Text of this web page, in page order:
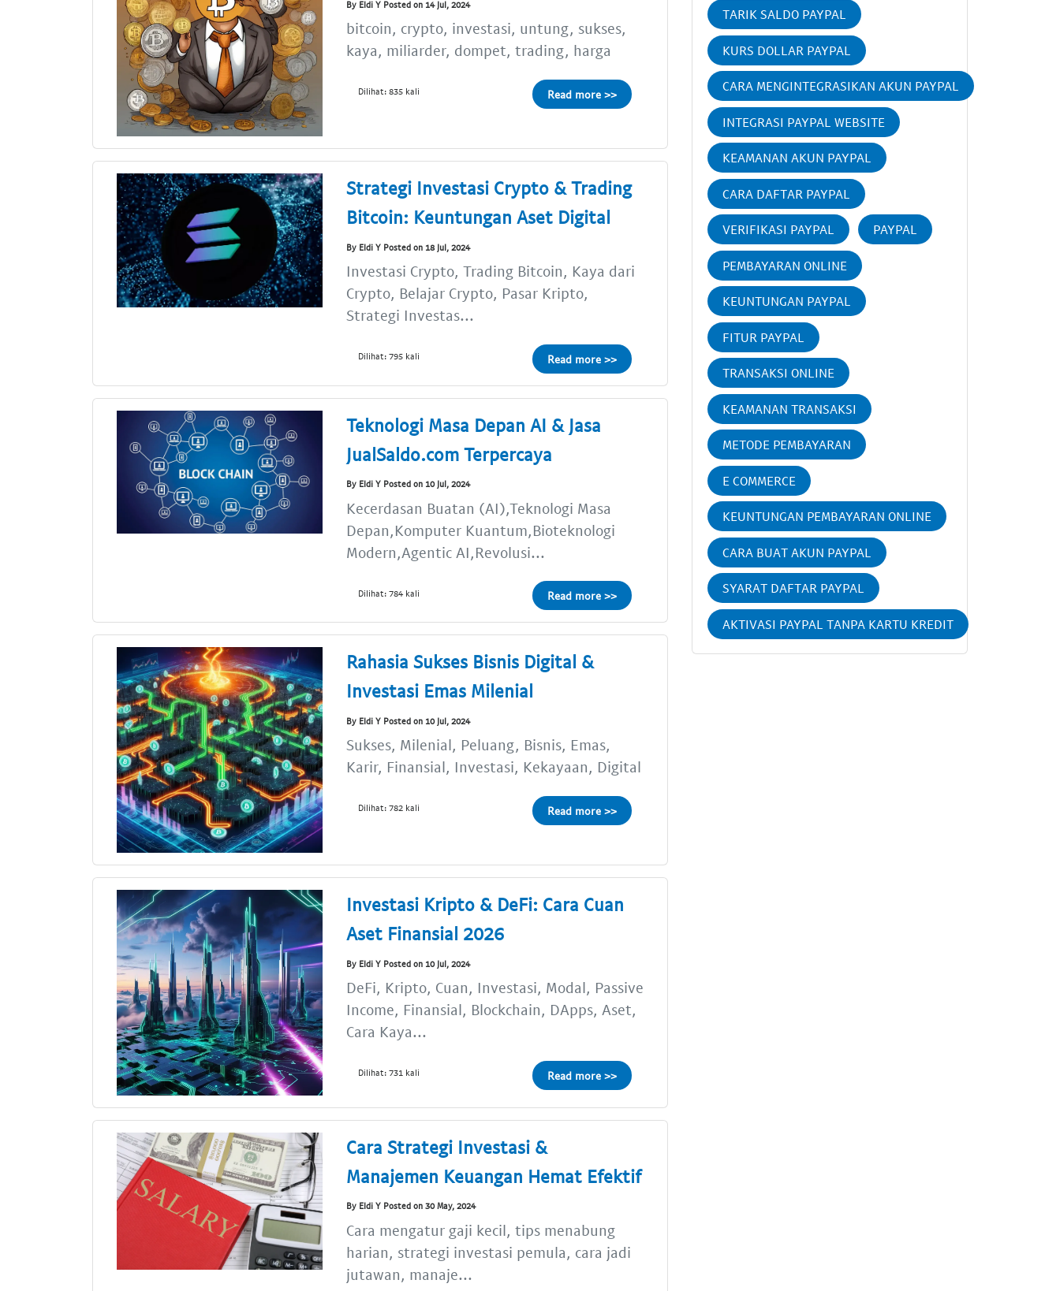
By Eldi Y Posted on 14 Jul, 2024
bitcoin, crypto, investasi, untung, sukses,
kaya, miliarder, dompet, trading, harga
Dilihat: 835 kali Read more >>
Strategi Investasi Crypto & Trading
Bitcoin: Keuntungan Aset Digital
By Eldi Y Posted on 18 Jul, 2024
Investasi Crypto, Trading Bitcoin, Kaya dari
Crypto, Belajar Crypto, Pasar Kripto,
Strategi Investas...
Dilihat: 795 kali Read more >>
Teknologi Masa Depan AI & Jasa
JualSaldo.com Terpercaya
By Eldi Y Posted on 10 Jul, 2024
Kecerdasan Buatan (AI),Teknologi Masa
Depan,Komputer Kuantum,Bioteknologi
Modern,Agentic AI,Revolusi...
Dilihat: 784 kali Read more >>
Rahasia Sukses Bisnis Digital &
Investasi Emas Milenial
By Eldi Y Posted on 10 Jul, 2024
Sukses, Milenial, Peluang, Bisnis, Emas,
Karir, Finansial, Investasi, Kekayaan, Digital
Dilihat: 782 kali Read more >>
Investasi Kripto & DeFi: Cara Cuan
Aset Finansial 2026
By Eldi Y Posted on 10 Jul, 2024
DeFi, Kripto, Cuan, Investasi, Modal, Passive
Income, Finansial, Blockchain, DApps, Aset,
Cara Kaya...
Dilihat: 731 kali Read more >>
Cara Strategi Investasi &
Manajemen Keuangan Hemat Efektif
By Eldi Y Posted on 30 May, 2024
Cara mengatur gaji kecil, tips menabung
harian, strategi investasi pemula, cara jadi
jutawan, manaje...
TARIK SALDO PAYPAL
KURS DOLLAR PAYPAL
CARA MENGINTEGRASIKAN AKUN PAYPAL
INTEGRASI PAYPAL WEBSITE
KEAMANAN AKUN PAYPAL
CARA DAFTAR PAYPAL
VERIFIKASI PAYPAL PAYPAL
PEMBAYARAN ONLINE
KEUNTUNGAN PAYPAL
FITUR PAYPAL
TRANSAKSI ONLINE
KEAMANAN TRANSAKSI
METODE PEMBAYARAN
E COMMERCE
KEUNTUNGAN PEMBAYARAN ONLINE
CARA BUAT AKUN PAYPAL
SYARAT DAFTAR PAYPAL
AKTIVASI PAYPAL TANPA KARTU KREDIT